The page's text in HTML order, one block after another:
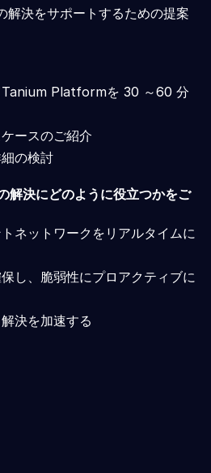
解決をサポートするための提案
Tanium Platformを 30 ～60 分
ースのご紹介
の検討
解決にどのように役立つかをご
ネットワークをリアルタイムに
し、脆弱性にプロアクティブに
決を加速する